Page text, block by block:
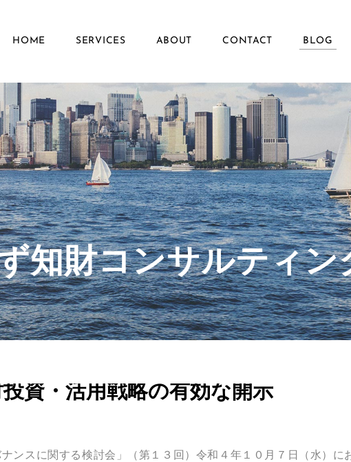
HOME SERVICES ABOUT CONTACT BLOG
知財コンサルティン
資・活用戦略の有効な開示
ンスに関する検討会」（第１３回）令和４年１０月７日（水）に